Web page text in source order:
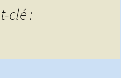
clé :